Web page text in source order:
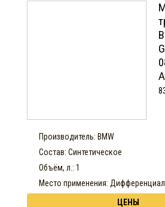
Производитель: BMW
Состав: Синтетическое
Объём, л.: 1
Место применения: Дифференциал
ЦЕНЫ